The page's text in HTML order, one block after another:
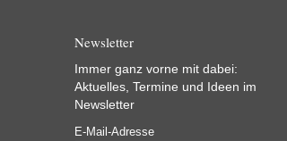
Newsletter
Immer ganz vorne mit dabei:
Aktuelles, Termine und Ideen im
Newsletter
E-Mail-Adresse